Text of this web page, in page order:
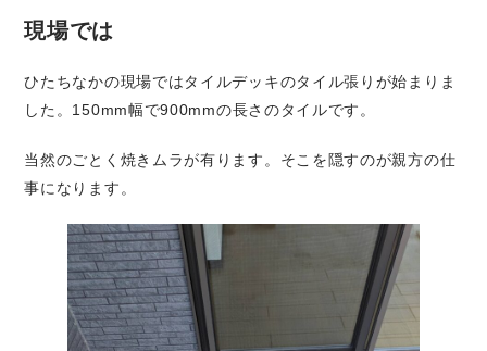
現場では
ひたちなかの現場ではタイルデッキのタイル張りが始まりま
した。150mm幅で900mmの長さのタイルです。
当然のごとく焼きムラが有ります。そこを隠すのが親方の仕
事になります。